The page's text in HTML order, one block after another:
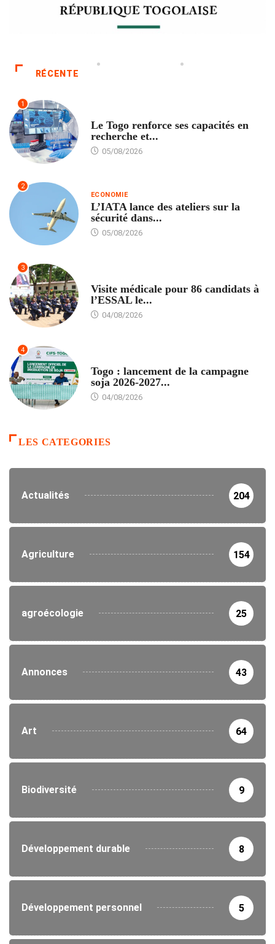
RÉCENTE
1
Le Togo renforce ses capacités en
recherche et...
05/08/2026
2
ECONOMIE
L’IATA lance des ateliers sur la
sécurité dans...
05/08/2026
3
Visite médicale pour 86 candidats à
l’ESSAL le...
04/08/2026
4
Togo : lancement de la campagne
soja 2026-2027...
04/08/2026
LES CATEGORIES
Actualités 204
Agriculture 154
agroécologie 25
Annonces 43
Art 64
Biodiversité 9
Développement durable 8
Développement personnel 5